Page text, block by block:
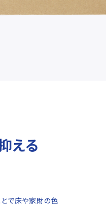
える
とで床や家財の色